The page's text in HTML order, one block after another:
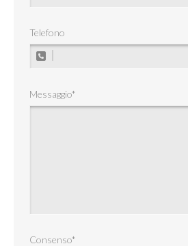
Telefono
Messaggio*
Consenso*